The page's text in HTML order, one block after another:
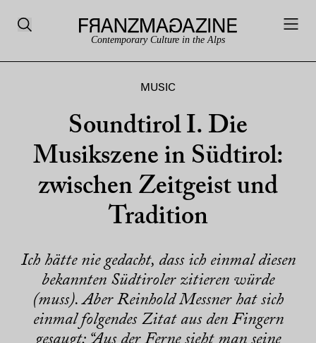
Contemporary Culture in the Alps
MUSIC
Soundtirol I. Die
Musikszene in Südtirol:
zwischen Zeitgeist und
Tradition
Ich hätte nie gedacht, dass ich einmal diesen
bekannten Südtiroler zitieren würde
(muss). Aber Reinhold Messner hat sich
einmal folgendes Zitat aus den Fingern
gesaugt: “Aus der Ferne sieht man seine